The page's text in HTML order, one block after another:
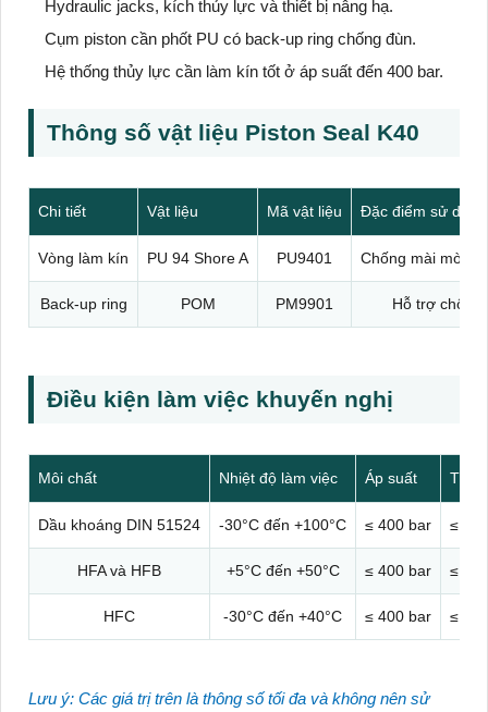
Hydraulic jacks, kích thủy lực và thiết bị nâng hạ.
Cụm piston cần phốt PU có back-up ring chống đùn.
Hệ thống thủy lực cần làm kín tốt ở áp suất đến 400 bar.
Thông số vật liệu Piston Seal K40
Chi tiết Vật liệu Mã vật liệu Đặc điểm sử dụng
Vòng làm kín PU 94 Shore A PU9401 Chống mài mòn
Back-up ring POM PM9901 Hỗ trợ chống
Điều kiện làm việc khuyến nghị
Môi chất Nhiệt độ làm việc Áp suất Tốc
Dầu khoáng DIN 51524 -30°C đến +100°C ≤ 400 bar ≤ 0.5
HFA và HFB +5°C đến +50°C ≤ 400 bar ≤ 0.5
HFC -30°C đến +40°C ≤ 400 bar ≤ 0.5
Lưu ý: Các giá trị trên là thông số tối đa và không nên sử